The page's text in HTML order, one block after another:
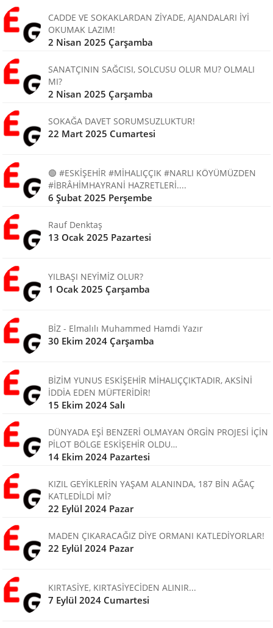
CADDE VE SOKAKLARDAN ZİYADE, AJANDALARI İYİ
OKUMAK LAZIM!
2 Nisan 2025 Çarşamba
SANATÇININ SAĞCISI, SOLCUSU OLUR MU? OLMALI
MI?
2 Nisan 2025 Çarşamba
SOKAĞA DAVET SORUMSUZLUKTUR!
22 Mart 2025 Cumartesi
🟢 #ESKİŞEHİR #MİHALIÇÇIK #NARLI KÖYÜMÜZDEN
#İBRÂHİMHAYRANİ HAZRETLERİ....
6 Şubat 2025 Perşembe
Rauf Denktaş
13 Ocak 2025 Pazartesi
YILBAŞI NEYİMİZ OLUR?
1 Ocak 2025 Çarşamba
BİZ - Elmalılı Muhammed Hamdi Yazır
30 Ekim 2024 Çarşamba
BİZİM YUNUS ESKİŞEHİR MİHALIÇÇIKTADIR, AKSİNİ
İDDİA EDEN MÜFTERİDİR!
15 Ekim 2024 Salı
DÜNYADA EŞİ BENZERİ OLMAYAN ÖRGİN PROJESİ İÇİN
PİLOT BÖLGE ESKİŞEHİR OLDU…
14 Ekim 2024 Pazartesi
KIZIL GEYİKLERİN YAŞAM ALANINDA, 187 BİN AĞAÇ
KATLEDİLDİ Mİ?
22 Eylül 2024 Pazar
MADEN ÇIKARACAĞIZ DİYE ORMANI KATLEDİYORLAR!
22 Eylül 2024 Pazar
KIRTASİYE, KIRTASİYECİDEN ALINIR...
7 Eylül 2024 Cumartesi